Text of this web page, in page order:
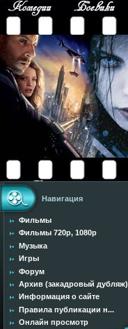
Навигация
Фильмы
Фильмы 720p, 1080p
Музыка
Игры
Форум
Архив (закадровый дубляж)
Информация о сайте
Правила публикации н...
Онлайн просмотр